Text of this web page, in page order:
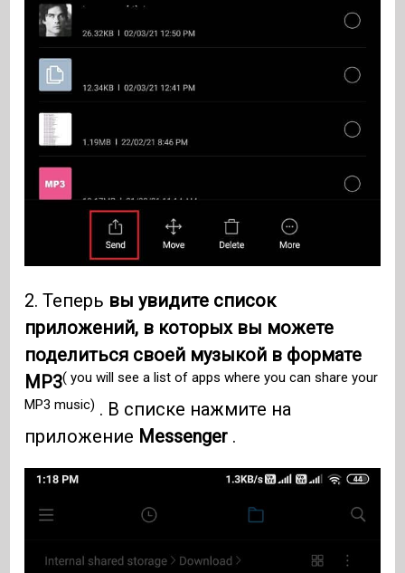
2. Теперь вы увидите список
приложений, в которых вы можете
поделиться своей музыкой в ​​формате
MP3( you will see a list of apps where you can share your
MP3 music) . В списке нажмите на
приложение Messenger .